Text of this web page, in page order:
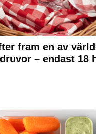
fram en av
– endast 18